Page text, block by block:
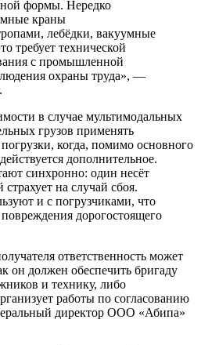
формы. Нередко
краны
лебёдки, вакуумные
требует технической
с промышленной
охраны труда», —
в случае мультимодальных
грузов применять
когда, помимо основного
дополнительное.
синхронно: один несёт
на случай сбоя.
и с погрузчиками, что
дорогостоящего
ответственность может
он должен обеспечить бригаду
и технику, либо
работы по согласованию
директор ООО «Абипа»